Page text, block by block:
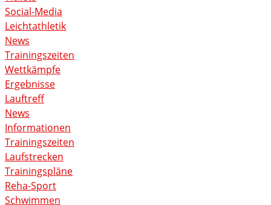
Social-Media
Leichtathletik
News
Trainingszeiten
Wettkämpfe
Ergebnisse
Lauftreff
News
Informationen
Trainingszeiten
Laufstrecken
Trainingspläne
Reha-Sport
Schwimmen